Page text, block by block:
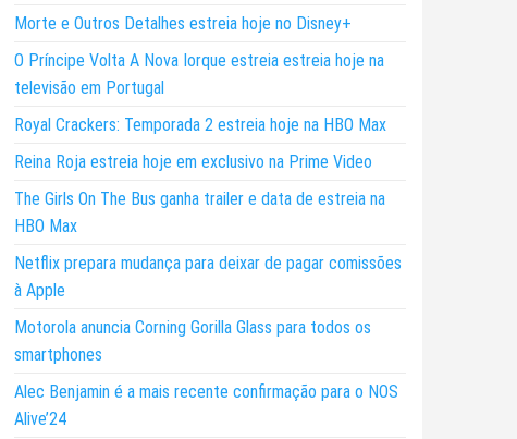
Morte e Outros Detalhes estreia hoje no Disney+
O Príncipe Volta A Nova Iorque estreia estreia hoje na
televisão em Portugal
Royal Crackers: Temporada 2 estreia hoje na HBO Max
Reina Roja estreia hoje em exclusivo na Prime Video
The Girls On The Bus ganha trailer e data de estreia na
HBO Max
Netflix prepara mudança para deixar de pagar comissões
à Apple
Motorola anuncia Corning Gorilla Glass para todos os
smartphones
Alec Benjamin é a mais recente confirmação para o NOS
Alive’24